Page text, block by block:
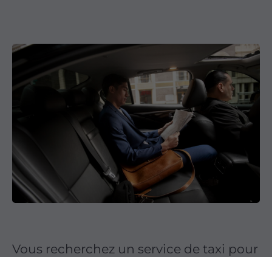
Vous recherchez un service de taxi pour